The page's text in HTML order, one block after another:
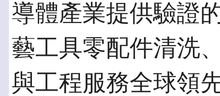
導體產業提供驗證
藝工具零配件清洗
與工程服務全球領